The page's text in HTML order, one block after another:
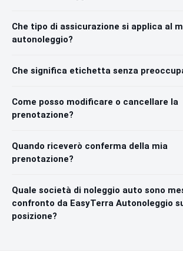
Che tipo di assicurazione si applica al
autonoleggio?
Che significa etichetta senza
Come posso modificare o cancellare la
prenotazione?
Quando riceverò conferma della mia
prenotazione?
Quale società di noleggio auto sono
confronto da EasyTerra Autonoleggio
posizione?